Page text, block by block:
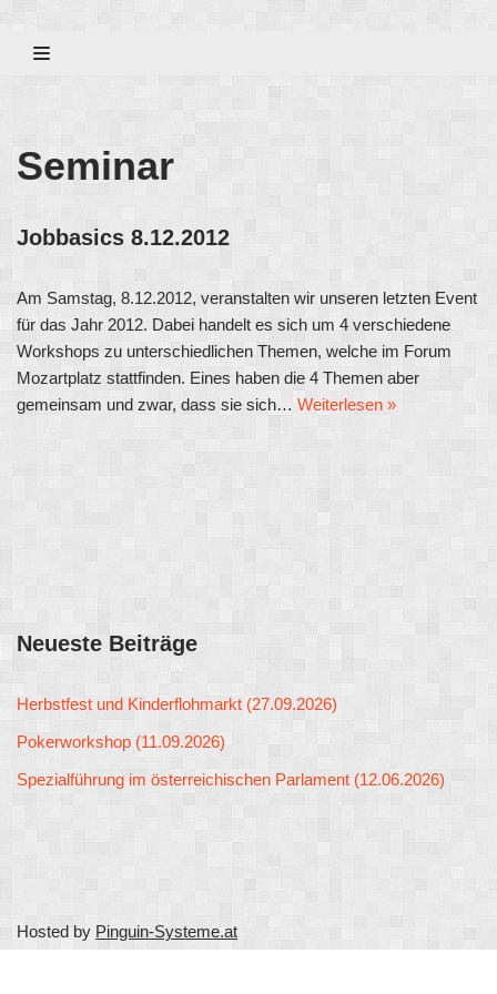
Zum
Seminar
Jobbasics 8.12.2012
Am Samstag, 8.12.2012, veranstalten wir unseren letzten Event
für das Jahr 2012. Dabei handelt es sich um 4 verschiedene
Workshops zu unterschiedlichen Themen, welche im Forum
Mozartplatz stattfinden. Eines haben die 4 Themen aber
gemeinsam und zwar, dass sie sich… Weiterlesen »
Neueste Beiträge
Herbstfest und Kinderflohmarkt (27.09.2026)
Pokerworkshop (11.09.2026)
Spezialführung im österreichischen Parlament (12.06.2026)
Hosted by Pinguin-Systeme.at